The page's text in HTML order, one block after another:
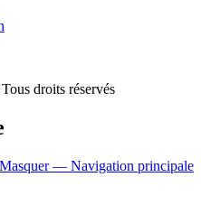
Masquer — Navigation principale